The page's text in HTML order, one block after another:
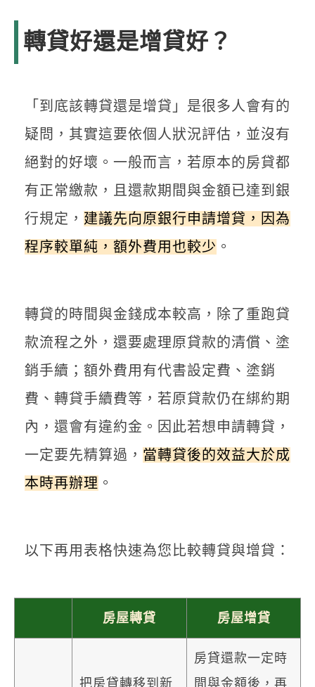
轉貸好還是增貸好？
「到底該轉貸還是增貸」是很多人會有的
疑問，其實這要依個人狀況評估，並沒有
絕對的好壞。一般而言，若原本的房貸都
有正常繳款，且還款期間與金額已達到銀
行規定， 建議先向原銀行申請增貸，因為
程序較單純，額外費用也較少 。
轉貸的時間與金錢成本較高，除了重跑貸
款流程之外，還要處理原貸款的清償、塗
銷手續；額外費用有代書設定費、塗銷
費、轉貸手續費等，若原貸款仍在綁約期
內，還會有違約金。因此若想申請轉貸，
一定要先精算過， 當轉貸後的效益大於成
本時再辦理 。
以下再用表格快速為您比較轉貸與增貸：
房屋轉貸 房屋增貸
把房貸轉移到新
房貸還款一定時
間與金額後，再